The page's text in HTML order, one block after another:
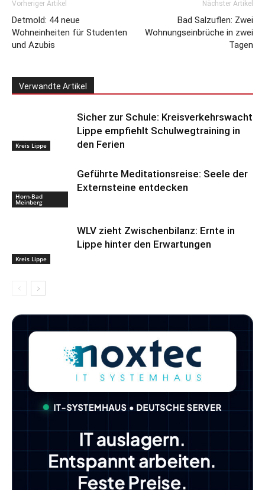
Vorheriger Artikel
Detmold: 44 neue
Wohneinheiten für Studenten
und Azubis
Nächster Artikel
Bad Salzuflen: Zwei
Wohnungseinbrüche in zwei
Tagen
Verwandte Artikel
Kreis Lippe
Sicher zur Schule: Kreisverkehrswacht
Lippe empfiehlt Schulwegtraining in
den Ferien
Horn-Bad
Meinberg
Geführte Meditationsreise: Seele der
Externsteine entdecken
Kreis Lippe
WLV zieht Zwischenbilanz: Ernte in
Lippe hinter den Erwartungen